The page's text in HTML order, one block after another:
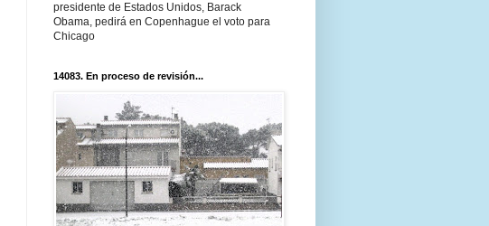
presidente de Estados Unidos, Barack
Obama, pedirá en Copenhague el voto para
Chicago
14083. En proceso de revisión...